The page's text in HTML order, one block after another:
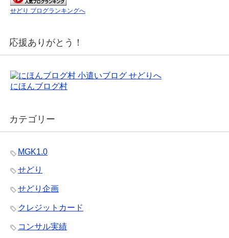
せどり ブログランキングへ
応援ありがとう！
にほんブログ村
カテゴリー
MGK1.0
せどり
せどり企画
クレジットカード
コンサル実績